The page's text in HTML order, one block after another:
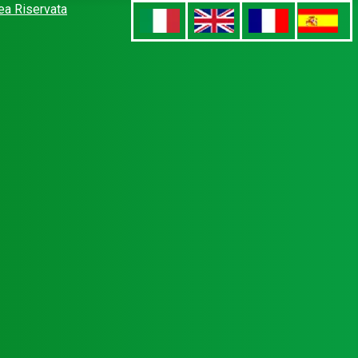
Riservata